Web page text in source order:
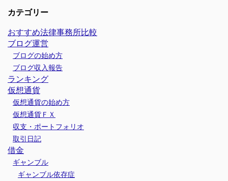
カテゴリー
おすすめ法律事務所比較
ブログ運営
ブログの始め方
ブログ収入報告
ランキング
仮想通貨
仮想通貨の始め方
仮想通貨ＦＸ
収支・ポートフォリオ
取引日記
借金
ギャンブル
ギャンブル依存症